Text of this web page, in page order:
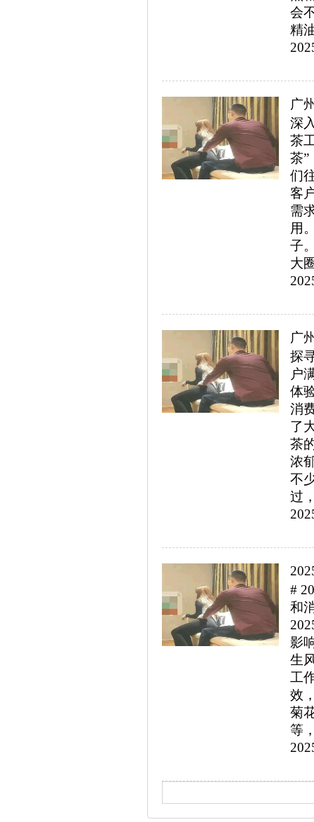
会
精
广
深
茶
茶”
们
客
需
用
子
大
广
探
户
体
消
了
茶
浓
不
过
和
影
生
工
效
菊
等